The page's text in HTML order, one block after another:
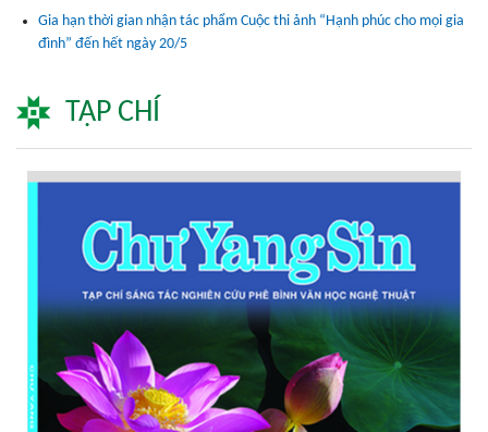
Gia hạn thời gian nhận tác phẩm Cuộc thi ảnh “Hạnh phúc cho mọi gia
đình” đến hết ngày 20/5
TẠP CHÍ